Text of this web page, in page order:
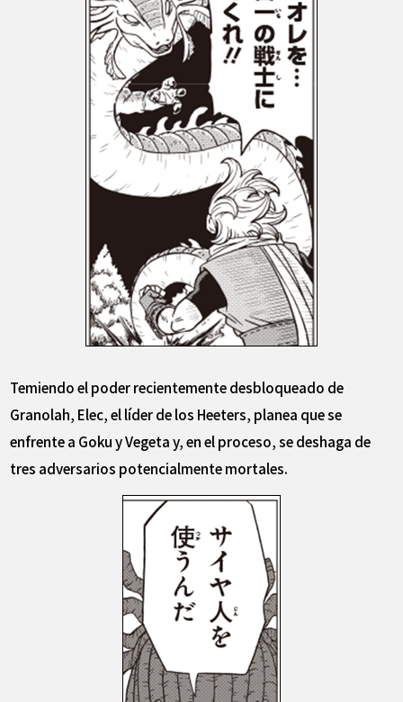
Temiendo el poder recientemente desbloqueado de
Granolah, Elec, el líder de los Heeters, planea que se
enfrente a Goku y Vegeta y, en el proceso, se deshaga de
tres adversarios potencialmente mortales.